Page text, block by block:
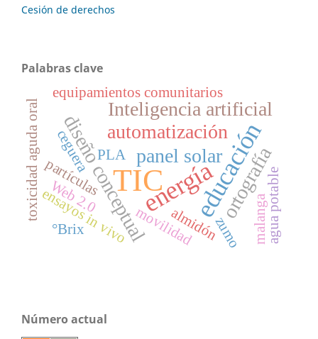
Cesión de derechos
Palabras clave
TICenergíaeducación
panel solar
diseño conceptual
Inteligencia artificial
automatización
ortografía
partículas
ensayos in vivo
toxicidad aguda oral agua potable
equipamientos comunitarios
movilidad malanga
PLA
almidón
ceguera
zumo
°Brix
Web 2.0
Número actual